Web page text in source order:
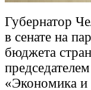
Губернатор
в сенате на
бюджета
«Экономика и